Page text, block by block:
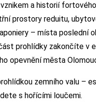
a historií
prostory reduitu,
– místa poslední
prohlídky zakončíte v
opevnění města
zemního valu –
s hořícími loučemi.